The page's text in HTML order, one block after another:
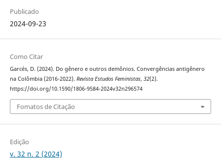
Publicado
2024-09-23
Como Citar
Garcés, D. (2024). Do gênero e outros demônios. Convergências antigênero
na Colômbia (2016-2022). Revista Estudos Feministas, 32(2).
https://doi.org/10.1590/1806-9584-2024v32n296574
Fomatos de Citação
Edição
v. 32 n. 2 (2024)